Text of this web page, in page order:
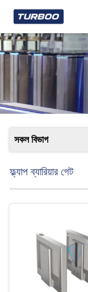
সকল বিভাগ
ফ্ল্যাপ ব্যারিয়ার গেট